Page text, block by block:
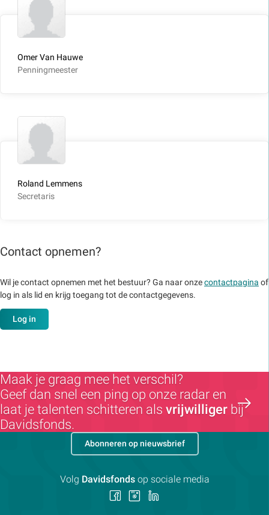
Omer Van Hauwe
Penningmeester
Roland Lemmens
Secretaris
Contact opnemen?
Wil je contact opnemen met het bestuur? Ga naar onzecontactpagina of
log in als lid en krijg toegang tot de contactgegevens.
Log in
Maak je graag mee het verschil?
Geef dan snel een ping op onze radar en
laat je talenten schitteren als vrijwilliger bij
Davidsfonds.
Abonneren op nieuwsbrief
Volg Davidsfondsop sociale media
Volg Volg